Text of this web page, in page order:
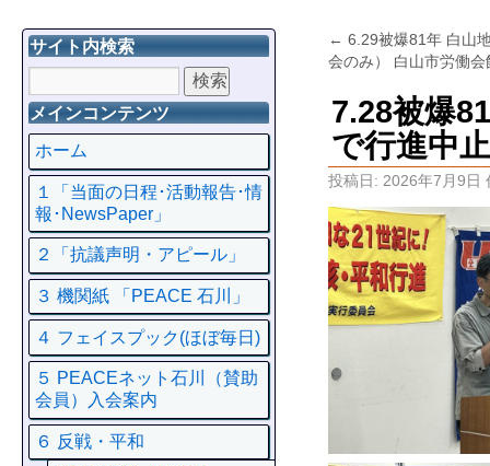
← 6.29被爆81年 白山
会のみ） 白山市労働会
7.28被爆
で行進中
投稿日: 2026年7月9日
サイト内検索
メインコンテンツ
ホーム
１「当面の日程･活動報告･情
報･NewsPaper」
２「抗議声明・アピール」
３ 機関紙 「PEACE 石川」
４ フェイスプック(ほぼ毎日)
５ PEACEネット石川（賛助
会員）入会案内
６ 反戦・平和